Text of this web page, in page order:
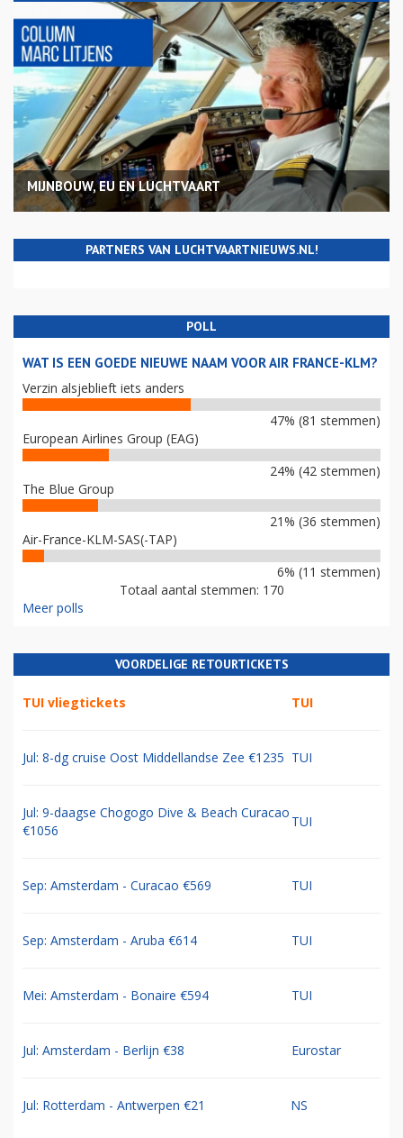
MIJNBOUW, EU EN LUCHTVAART
PARTNERS VAN LUCHTVAARTNIEUWS.NL!
POLL
WAT IS EEN GOEDE NIEUWE NAAM VOOR AIR FRANCE-KLM?
Verzin alsjeblieft iets anders
47% (81 stemmen)
European Airlines Group (EAG)
24% (42 stemmen)
The Blue Group
21% (36 stemmen)
Air-France-KLM-SAS(-TAP)
6% (11 stemmen)
Totaal aantal stemmen: 170
Meer polls
VOORDELIGE RETOURTICKETS
TUI vliegtickets TUI
Jul: 8-dg cruise Oost Middellandse Zee €1235 TUI
Jul: 9-daagse Chogogo Dive & Beach Curacao
€1056
TUI
Sep: Amsterdam - Curacao €569 TUI
Sep: Amsterdam - Aruba €614 TUI
Mei: Amsterdam - Bonaire €594 TUI
Jul: Amsterdam - Berlijn €38 Eurostar
Jul: Rotterdam - Antwerpen €21 NS